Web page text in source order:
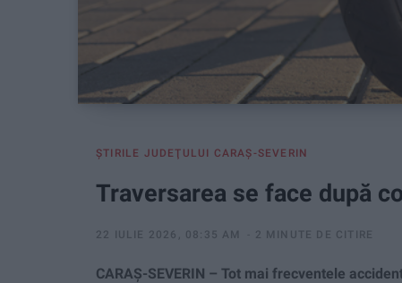
ŞTIRILE JUDEŢULUI CARAŞ-SEVERIN
Traversarea se face după
22 IULIE 2026, 08:35 AM 2 MINUTE DE CITIRE
CARAȘ-SEVERIN – Tot mai frecventele